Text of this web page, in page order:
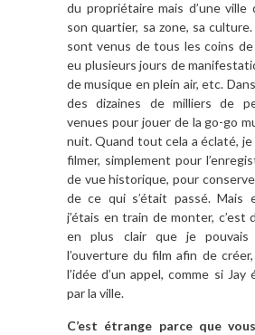
du propriétaire mais d’une ville
son quartier, sa zone, sa
sont venus de tous les coins
eu plusieurs jours de
de musique en plein air, etc.
des dizaines de milliers de
venues pour jouer de la go-go
nuit. Quand tout cela a éclaté,
filmer, simplement pour
de vue historique, pour
de ce qui s’était passé. Mais
j’étais en train de monter, c’est
en plus clair que je pouvais
l’ouverture du film afin de
l’idée d’un appel, comme si
par la ville.
C’est étrange parce que